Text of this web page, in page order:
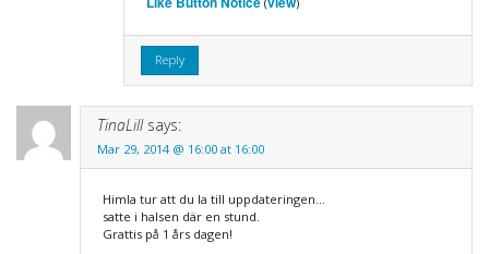
Reply
TinaLill says:
Mar 29, 2014 @ 16:00 at 16:00
Himla tur att du la till uppdateringen…
satte i halsen där en stund.
Grattis på 1 års dagen!